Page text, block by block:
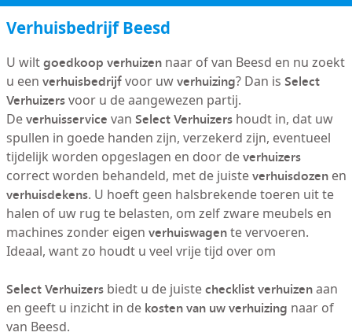
Verhuisbedrijf Beesd
U wiltgoedkoop verhuizennaar of van Beesd en nu zoekt
u een verhuisbedrijfvoor uwverhuizing? Dan is Select
Verhuizersvoor u de aangewezen partij.
Deverhuisservice van Select Verhuizershoudt in, dat uw
spullen in goede handen zijn, verzekerd zijn, eventueel
tijdelijk worden opgeslagen en door deverhuizers
correct worden behandeld, met de juisteverhuisdozenen
verhuisdekens. U hoeft geen halsbrekende toeren uit te
halen of uw rug te belasten, om zelf zware meubels en
machines zonder eigen verhuiswagente vervoeren.
Ideaal, want zo houdt u veel vrije tijd over om
Select Verhuizersbiedt u de juistechecklist verhuizenaan
en geeft u inzicht in de kosten van uw verhuizing naar of
van Beesd.